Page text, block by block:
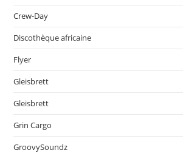
Crew-Day
Discothèque africaine
Flyer
Gleisbrett
Gleisbrett
Grin Cargo
GroovySoundz